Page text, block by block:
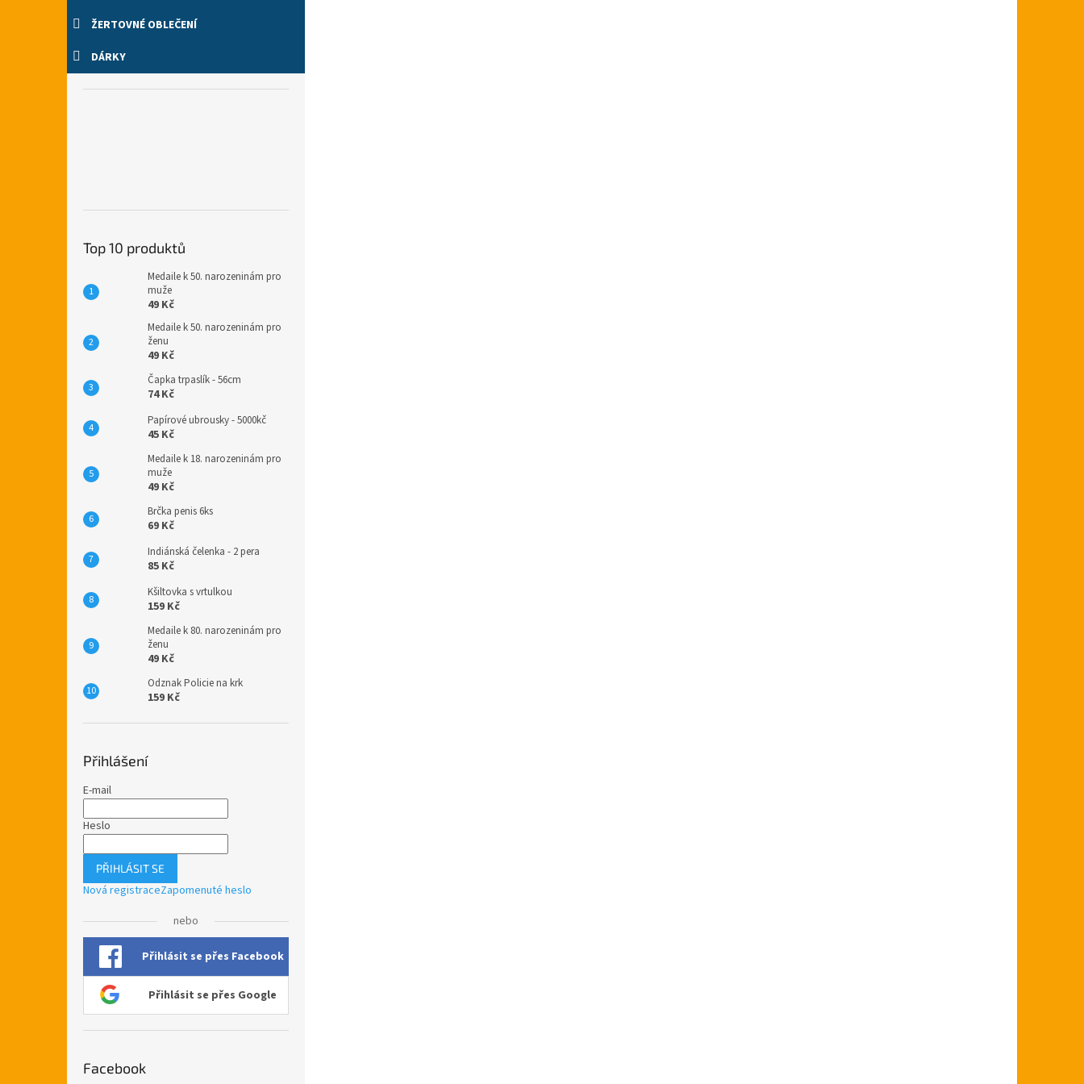
ŽERTOVNÉ OBLEČENÍ
DÁRKY
Top 10 produktů
Medaile k 50. narozeninám pro
muže
49 Kč
Medaile k 50. narozeninám pro
ženu
49 Kč
Čapka trpaslík - 56cm
74 Kč
Papírové ubrousky - 5000kč
45 Kč
Medaile k 18. narozeninám pro
muže
49 Kč
Brčka penis 6ks
69 Kč
Indiánská čelenka - 2 pera
85 Kč
Kšiltovka s vrtulkou
159 Kč
Medaile k 80. narozeninám pro
ženu
49 Kč
Odznak Policie na krk
159 Kč
Přihlášení
E-mail
Heslo
PŘIHLÁSIT SE
Nová registraceZapomenuté heslo
nebo
Přihlásit se přes Facebook
Přihlásit se přes Google
Facebook